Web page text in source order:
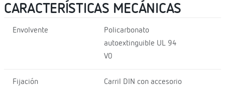
CARACTERÍSTICAS MECÁNICAS
Envolvente
Policarbonato
autoextinguible UL 94
V0
Fijación
Carril DIN con accesorio